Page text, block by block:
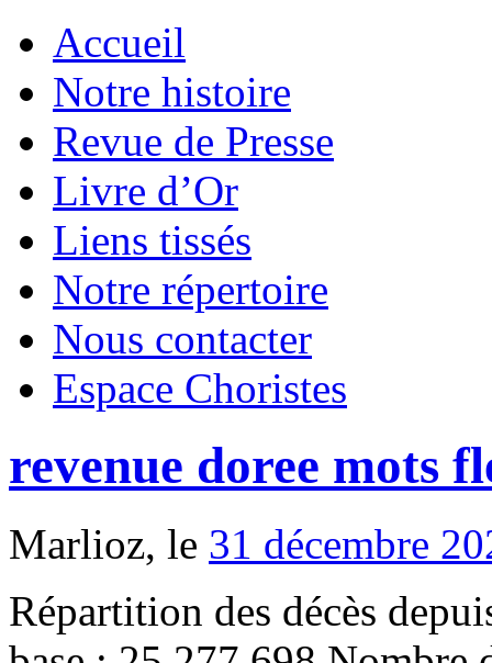
Accueil
Notre histoire
Revue de Presse
Livre d’Or
Liens tissés
Notre répertoire
Nous contacter
Espace Choristes
revenue doree mots
Marlioz, le 31 décembre
Répartition des décès depuis 1970. Nombre de décès dans la base : 25 277 698 Nombre de prénoms de décédés distincts : 238 529 Vous trouverez donc dans notre boutique un large choix de dosseret, gilet de flottaison, chariot de transport ou bien même bidon étanche pour votre kayak. Afin de vous permettre de naviguer seul ou à plusieurs, nous vous offrons le choix entre différentes tailles de kayak gonflable : les kayaks gonflables 1 place à partir de 79 € seulement, les kayaks gonflables 2 places à partir de 129 € et les kayaks gonflables 3 places à partir de 199 €. Fermer, Nautigames.com est édité par Nocika S.A.S. 10,796 were here. Si toutefois vous ne trouvez pas le produit qu’il vous faut n’hésitez pas à nous contacter par mail contact@nautigames.com. ORAO par Decathlon. Nautigames accepte les règlements par CB, Paypal et virement. En cliquant sur "OK", vous acceptez la Politique de confidentialité de Nautigames. Tous les produits en vente sur ce site sont en stock rÃ©el dans notre entrepÃ´t de 3000mÂ². N°1 des ventes de kayak gonflable grâce à son excellent rapport qualité-prix, le pack kayak Sevylor Colorado reste la référence en France. Les informations de stock sont indiquées dans chaque fiche article et la date estimative de livraison vous est indiquée dans votre panier. Une douzaine de migrants, dont un bébé, avaient pris place à bord de ce canot de fortune qui a, heureusement, chaviré à temps avant de quitter le port normand par gros temps. Découvrez ORAO KITEBOARDING, la marque de kitesurf de Decathlon. cliquez ici En poursuivant votre navigation sans modifier vos paramÃ¨tres, vous acceptez l'utilisation des cookies ou technologies similaires pour disposer de services et d'offres adaptÃ©s Ã vos centres d'intÃ©rÃªts ainsi que pour la sÃ©curisation des transactions sur notre site. cliquez ici Amateur de jouets et jeux aquatiques vous pourrez acheter ici des jeux de piscine, des bouÃ©es simples ou bouÃ©es tractÃ©es mais aussi des jeux pour la mer ou la plage : bateau pneumatique, cerf-volant ou trampoline... Que vous soyez Â« plage Â», Â« lac Â» ou Â« bassin nautique Â», vous trouverez chez Nautigames tout l'Ã©quipement pour vos loisirs aquatiques Ã commander en ligne que ce soit pour vous-mÃªme ou pour offrir. Nous sommes le partenaire privilÃ©giÃ© et le distributeur officiel des plus grandes marques. Enfin, la marque de kayak Gumotex monte en puissance depuis quelques années en France et devrait bientôt devenir l'une des nouvelles références du marché. AussitÃ´t commandÃ©, aussitÃ´t livrÃ©.Nous prÃ©parons les commandes en temps rÃ©el.Avec 4 dÃ©parts quotidiens, dont un spÃ©cial gros volumes,nous garantissons un dÃ©part le jour mÃªme et la livraison la plus rapide possible. R.C.S. DEMANDE 15$ : Gilet de flottaison pour chiot Excellente qualité et très facile à porter pour un petit chien / Exemple : Yorkshire Grandeur XXS Route 315 L'Ange-Gardien 3-4 minutes rond-point 309-315 Les informations de stock sont indiquÃ©es dans chaque fiche article et la date estimative de livraison vous est indiquÃ©e dans votre panier. Pour faciliter votre choix et vous assurer le meilleur prix, l’équipe Nautigames a fait le choix de vous proposer les meilleurs kayaks gonflables du marché. Pour plus d’informations, gérer ou modifier les paramètres, Gilets aide à la flottabilité, vêtements kayak large choix de combinaison pour le canoe. Découvrez les planches à voile, mât, wishbone et pack des meilleures marques, au meilleur prix. Vous avez la possibilité de composer vous-même votre pack en choisissant les accessoires que vous souhaitez ajouter à votre kayak. SituÃ©s Ã cÃ´tÃ© de Salon de Provence, nous vous accueillons tous les jours du lundi au vendredi dans notre show room situÃ© dans notre entrepÃ´t de 3000mÂ², Nautigames - 250 ch. Pour les plus petits budgets, la marque Intex propose des kayaks gonflables 1 place ou 2 places à partir de 99 € seulement, avec notamment le kayak gonflable Intex Challenger K1, l'un des canoës gonflables les plus vendus en France. Le 1er média francophone des mobilités professionnelles. Payer en 3 ou 4 fois simplement avec votre CB c’est facile et instantané. Utilisation des cookies Economisez avec notre option de livraison gratuite. Situés à côté de Salon de Provence, nous vous accueillons tous les jours du lundi au vendredi dans notre show room situé dans notre entrepôt de 3000m², Nautigames - 250 ch. CollectivitÃ©, Club, Ã©cole mairie, association ...Consultez nous, pour connaitre nos offres exclusives et